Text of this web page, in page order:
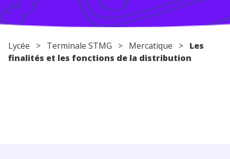
Conseils pour les parents
Lycée > Terminale STMG > Mercatique > Les
finalités et les fonctions de la distribution